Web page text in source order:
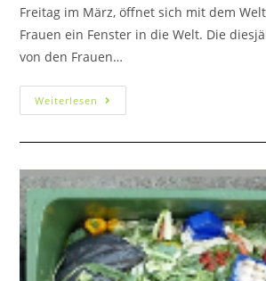
Freitag im März, öffnet sich mit dem
Frauen ein Fenster in die Welt. Die
von den Frauen…
Weiterlesen